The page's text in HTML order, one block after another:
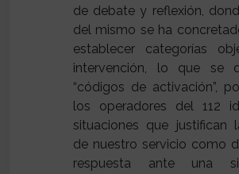
de debate y reflexión,
del mismo se ha
establecer categorías
intervención, lo que se
“códigos de activación”,
los operadores del 112
situaciones que justifican
de nuestro servicio como
respuesta ante una